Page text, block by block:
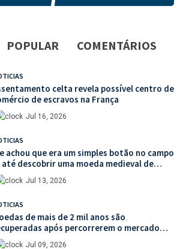
POPULAR COMENTÁRIOS
celta revela possível centro de
de escravos na França
Jul 16, 2026
achou que era um simples botão no campo
descobrir uma moeda medieval de
histórico incalculável
Jul 13, 2026
de mais de 2 mil anos são
após percorrerem o mercado
de antiguidades
Jul 09, 2026